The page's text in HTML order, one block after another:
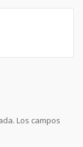
Los campos